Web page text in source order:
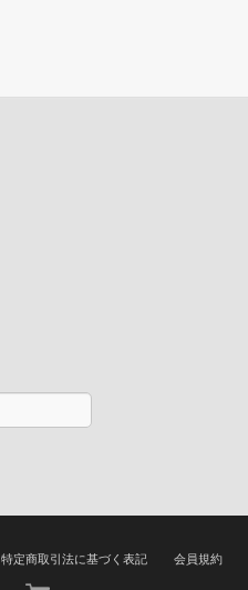
特定商取引法に基づく表記 会員規約